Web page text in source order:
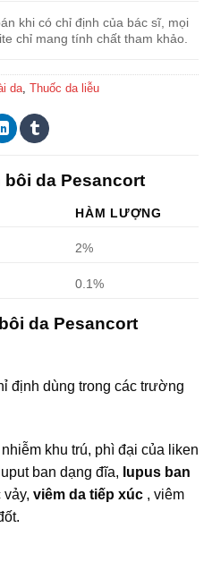
khi có chỉ định của bác sĩ, mọi
chỉ mang tính chất tham khảo.
da, Thuốc da liễu
bôi da Pesancort
HÀM LƯỢNG
2%
0.1%
da Pesancort
định dùng trong các trường
khu trú, phì đại của liken
ban dạng đĩa, lupus ban
vảy, viêm da tiếp xúc , viêm